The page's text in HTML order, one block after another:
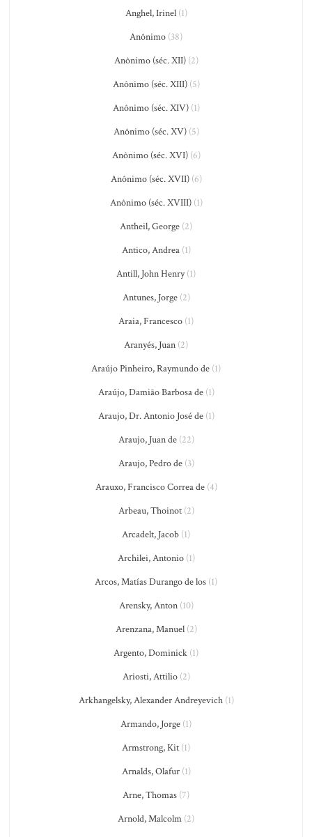
Anghel, Irinel(1)
Anônimo (38)
Anônimo (séc. XII)(2)
Anônimo (séc. XIII)(5)
Anônimo (séc. XIV)(1)
Anônimo (séc. XV)(5)
Anônimo (séc. XVI)(6)
Anônimo (séc. XVII)(6)
Anônimo (séc. XVIII)(1)
Antheil, George (2)
Antico, Andrea(1)
Antill, John Henry(1)
Antunes, Jorge(2)
Araia, Francesco (1)
Aranyés, Juan (2)
Araújo Pinheiro, Raymundo de (1)
Araújo, Damião Barbosa de(1)
Araujo, Dr. Antonio José de(1)
Araujo, Juan de(22)
Araujo, Pedro de(3)
Arauxo, Francisco Correa de(4)
Arbeau, Thoinot(2)
Arcadelt, Jacob (1)
Archilei, Antonio(1)
Arcos, Matías Durango de los (1)
Arensky, Anton(10)
Arenzana, Manuel(2)
Argento, Dominick (1)
Ariosti, Attilio(2)
Arkhangelsky, Alexander Andreyevich(1)
Armando, Jorge (1)
Armstrong, Kit (1)
Arnalds, Olafur(1)
Arne, Thomas (7)
Arnold, Malcolm (2)